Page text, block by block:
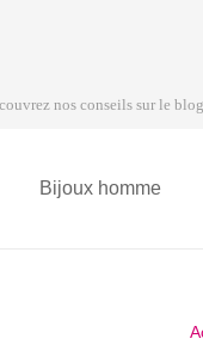
nos conseils sur le
Bijoux homme